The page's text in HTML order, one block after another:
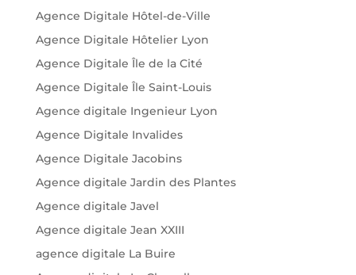
Agence Digitale Hôtel-de-Ville
Agence Digitale Hôtelier Lyon
Agence Digitale Île de la Cité
Agence Digitale Île Saint-Louis
Agence digitale Ingenieur Lyon
Agence Digitale Invalides
Agence Digitale Jacobins
Agence digitale Jardin des Plantes
Agence digitale Javel
Agence digitale Jean XXIII
agence digitale La Buire